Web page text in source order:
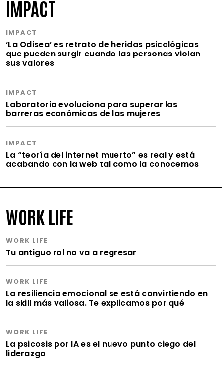
IMPACT
IMPACT
‘La Odisea’ es retrato de heridas psicológicas
que pueden surgir cuando las personas violan
sus valores
IMPACT
Laboratoria evoluciona para superar las
barreras económicas de las mujeres
IMPACT
La “teoría del internet muerto” es real y está
acabando con la web tal como la conocemos
WORK LIFE
WORK LIFE
Tu antiguo rol no va a regresar
WORK LIFE
La resiliencia emocional se está convirtiendo en
la skill más valiosa. Te explicamos por qué
WORK LIFE
La psicosis por IA es el nuevo punto ciego del
liderazgo